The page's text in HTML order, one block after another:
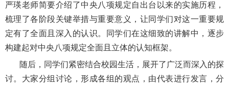
严瑛老师简要介绍了中央八项规定自出台以来的实施历程，
梳理了各阶段关键举措与重要意义，让同学们对这一重要规
定有了全面且深入的认识。同学们在这细致的讲解中，逐步
构建起对中央八项规定全面且立体的认知框架。
随后，同学们紧密结合校园生活，展开了广泛而深入的探
讨。大家分组讨论，形成各组的观点，由代表进行发言，分